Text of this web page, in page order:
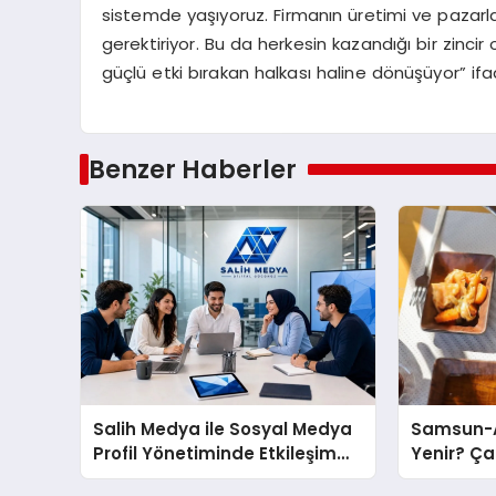
sistemde yaşıyoruz. Firmanın üretimi ve
gerektiriyor. Bu da herkesin kazandığı bir
güçlü etki bırakan halkası haline dönüşüyor”
Benzer Haberler
Salih Medya ile Sosyal Medya
Profil Yönetiminde Etkileşim
Artırma Yöntemleri
Yenir?
Molası